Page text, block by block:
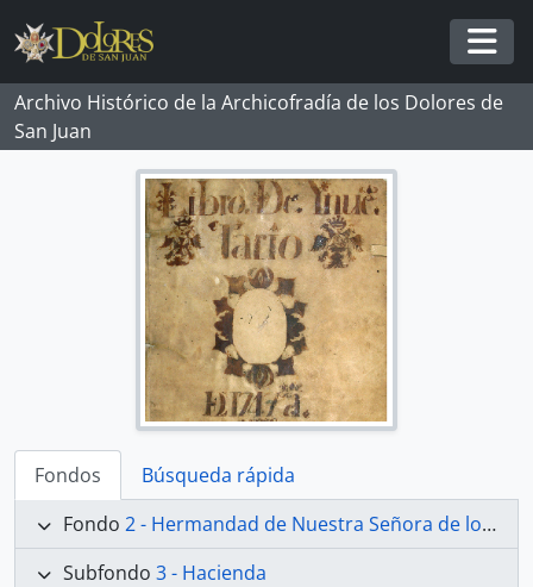
Skip to main content
Archivo Histórico de la Archicofradía de los Dolores de
San Juan
Fondos
Búsqueda rápida
Fondo 2 - Hermandad de Nuestra Señora de los Dolores
Subfondo 3 - Hacienda